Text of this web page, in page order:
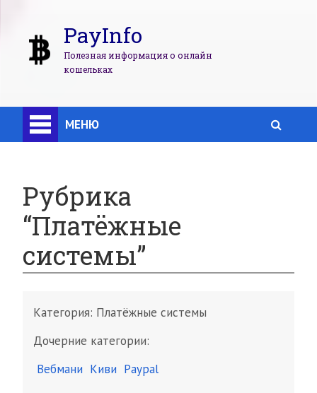
PayInfo
Полезная информация о онлайн
кошельках
МЕНЮ
Рубрика
“Платёжные
системы”
Категория: Платёжные системы
Дочерние категории:
Вебмани Киви Рaypal